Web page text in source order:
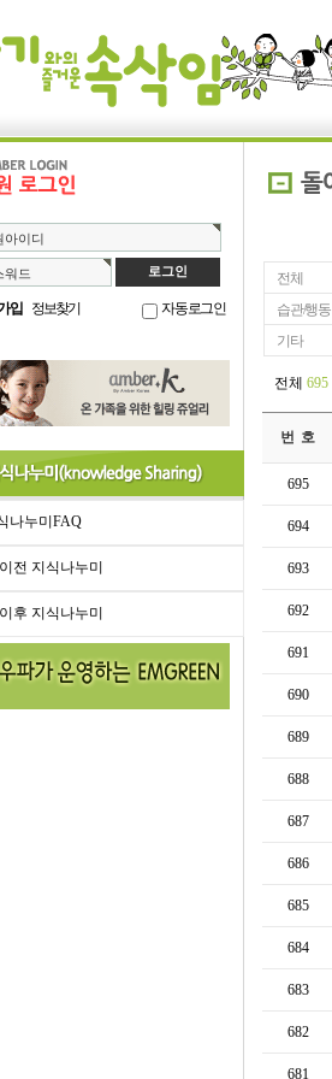
아이디
워드
입 정보찾기 자동로그인
나누미FAQ
전 지식나누미
후 지식나누미
전체
습관/행동
기타
전체 695
번 호
695
694
693
692
691
690
689
688
687
686
685
684
683
682
681